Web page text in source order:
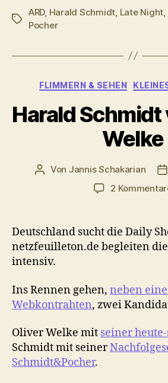
Schlagwörter
ARD, Harald Schmidt, Late Night,
Pocher
FLIMMERN & SEHEN
Harald Schmidt
Welke
Beitragsautor
Von Jannis Schakarian
2
Deutschland sucht die Daily
netzfeuilleton.de begleiten
intensiv.
Ins Rennen gehen, neben
Webkontrahten, zwei
Oliver Welke mit seiner
Schmidt mit seiner
Schmidt&Pocher.